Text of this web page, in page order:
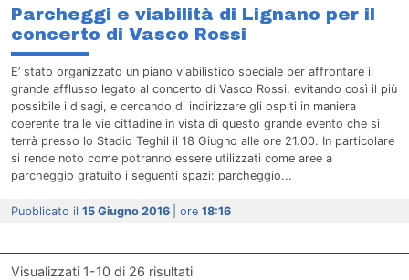
Parcheggi e viabilità di Lignano per il
concerto di Vasco Rossi
E’ stato organizzato un piano viabilistico speciale per affrontare il
grande afflusso legato al concerto di Vasco Rossi, evitando così il più
possibile i disagi, e cercando di indirizzare gli ospiti in maniera
coerente tra le vie cittadine in vista di questo grande evento che si
terrà presso lo Stadio Teghil il 18 Giugno alle ore 21.00. In particolare
si rende noto come potranno essere utilizzati come aree a
parcheggio gratuito i seguenti spazi: parcheggio...
Pubblicato il 15 Giugno 2016 | ore 18:16
Visualizzati 1-10 di 26 risultati